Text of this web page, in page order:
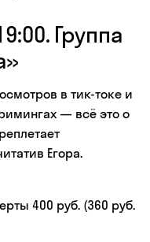
Группа
в тик-токе и
— всё это о
Егора.
400 руб. (360 руб.